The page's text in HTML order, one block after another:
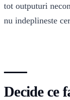
tot outputuri
nu indeplineste
Decide ce